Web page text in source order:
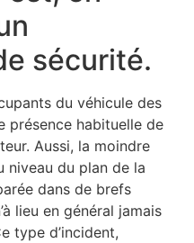
sécurité.
du véhicule des
présence habituelle de
Aussi, la moindre
niveau du plan de la
dans de brefs
lieu en général jamais
type d’incident,